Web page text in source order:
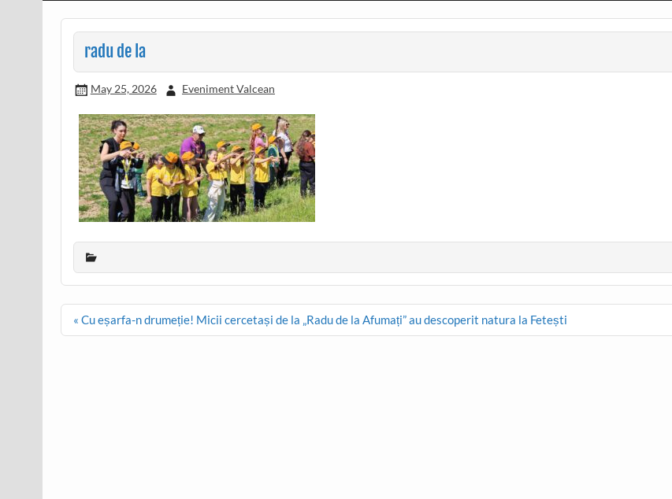
radu de la
May 25, 2026 Eveniment Valcean
Post
navigation
« Cu eșarfa-n drumeție! Micii cercetași de la „Radu de la Afumați” au descoperit natura la Fetești